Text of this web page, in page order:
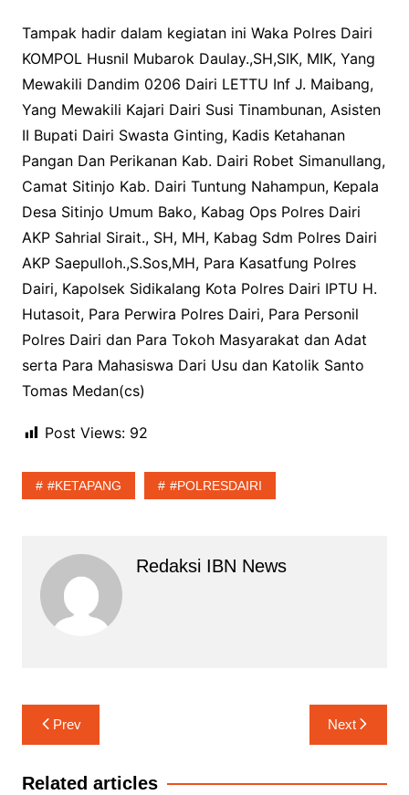
Tampak hadir dalam kegiatan ini Waka Polres Dairi
KOMPOL Husnil Mubarok Daulay.,SH,SIK, MIK, Yang
Mewakili Dandim 0206 Dairi LETTU Inf J. Maibang,
Yang Mewakili Kajari Dairi Susi Tinambunan, Asisten
II Bupati Dairi Swasta Ginting, Kadis Ketahanan
Pangan Dan Perikanan Kab. Dairi Robet Simanullang,
Camat Sitinjo Kab. Dairi Tuntung Nahampun, Kepala
Desa Sitinjo Umum Bako, Kabag Ops Polres Dairi
AKP Sahrial Sirait., SH, MH, Kabag Sdm Polres Dairi
AKP Saepulloh.,S.Sos,MH, Para Kasatfung Polres
Dairi, Kapolsek Sidikalang Kota Polres Dairi IPTU H.
Hutasoit, Para Perwira Polres Dairi, Para Personil
Polres Dairi dan Para Tokoh Masyarakat dan Adat
serta Para Mahasiswa Dari Usu dan Katolik Santo
Tomas Medan(cs)
Post Views: 92
#KETAPANG #POLRESDAIRI
Redaksi IBN News
Navigasi
pos
Prev Next
Related articles